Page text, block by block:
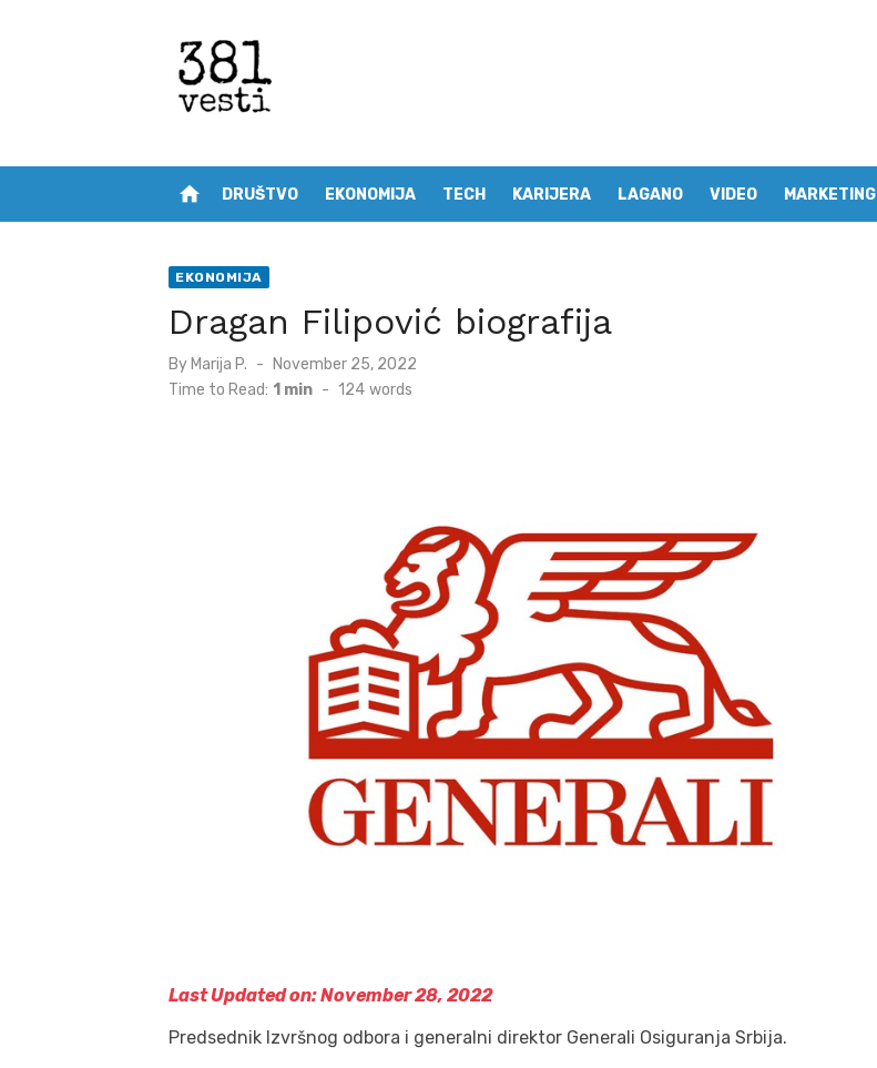
home DRUŠTVO EKONOMIJA TECH KARIJERA LAGANO VIDEO MARKETING
EKONOMIJA
Dragan Filipović biografija
By Marija P.
Posted
on
November 25, 2022
Time to Read: 1 min - 124 words
Last Updated on: November 28, 2022
Predsednik Izvršnog odbora i generalni direktor Generali Osiguranja Srbija.